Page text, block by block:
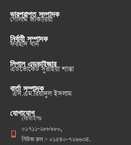
ভারপ্রাপ্ত সম্পাদক
গোলাম জাকারিয়া
নির্বাহী সম্পাদক
ফরহাদ খান
লিগাল এডভাইজার
এডভোকেট সুরাইয়া শান্তা
বার্তা সম্পাদক
এস.এম.রিয়াদুল ইসলাম
যোগাযোগ
মোবাইলঃ
০১৭১১-২৮৮৯৮০,
নিউজ রুম :- ০১৫৪০-৭২৬৬৩৪.